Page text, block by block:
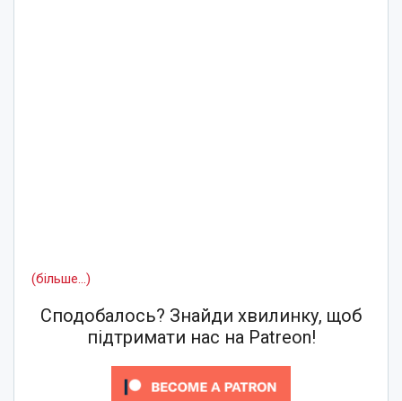
(більше…)
Сподобалось? Знайди хвилинку, щоб
підтримати нас на Patreon!